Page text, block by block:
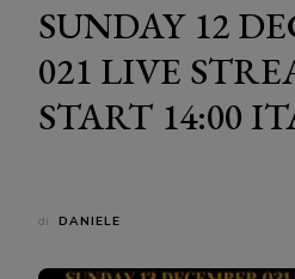
SUNDAY 12
021 LIVE
START 14:00
di DANIELE